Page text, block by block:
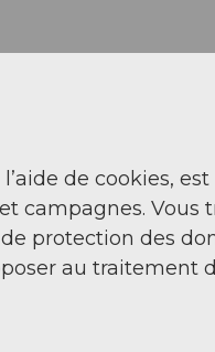
de cookies,
campagnes. Vous
protection des
au traitement